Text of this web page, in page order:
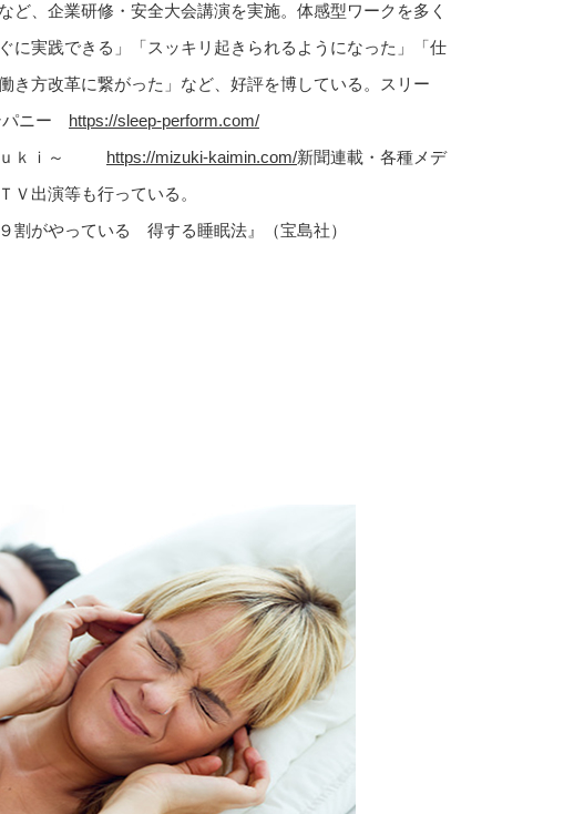
ど、企業研修・安全大会講演を実施。体感型ワークを多く
に実践できる」「スッキリ起きられるようになった」「仕
き方改革に繋がった」など、好評を博している。スリー
パニー https://sleep-perform.com/
ｕｋｉ～ https://mizuki-kaimin.com/新聞連載・各種メデ
Ｖ出演等も行っている。
割がやっている 得する睡眠法』（宝島社）